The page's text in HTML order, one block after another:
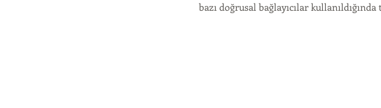
bazı doğrusal bağlayıcılar